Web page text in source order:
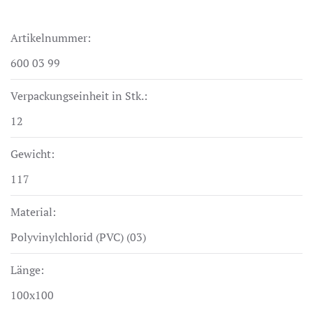
Artikelnummer:
600 03 99
Verpackungseinheit in Stk.:
12
Gewicht:
117
Material:
Polyvinylchlorid (PVC) (03)
Länge:
100x100